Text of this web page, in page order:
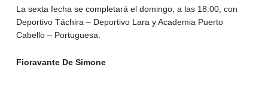
La sexta fecha se completará el domingo, a las 18:00, con
Deportivo Táchira – Deportivo Lara y Academia Puerto
Cabello – Portuguesa.
Fioravante De Simone